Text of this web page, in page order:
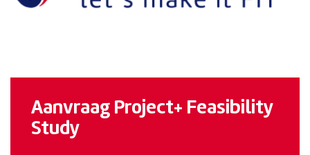
Aanvraag Project+ Feasibility
Study